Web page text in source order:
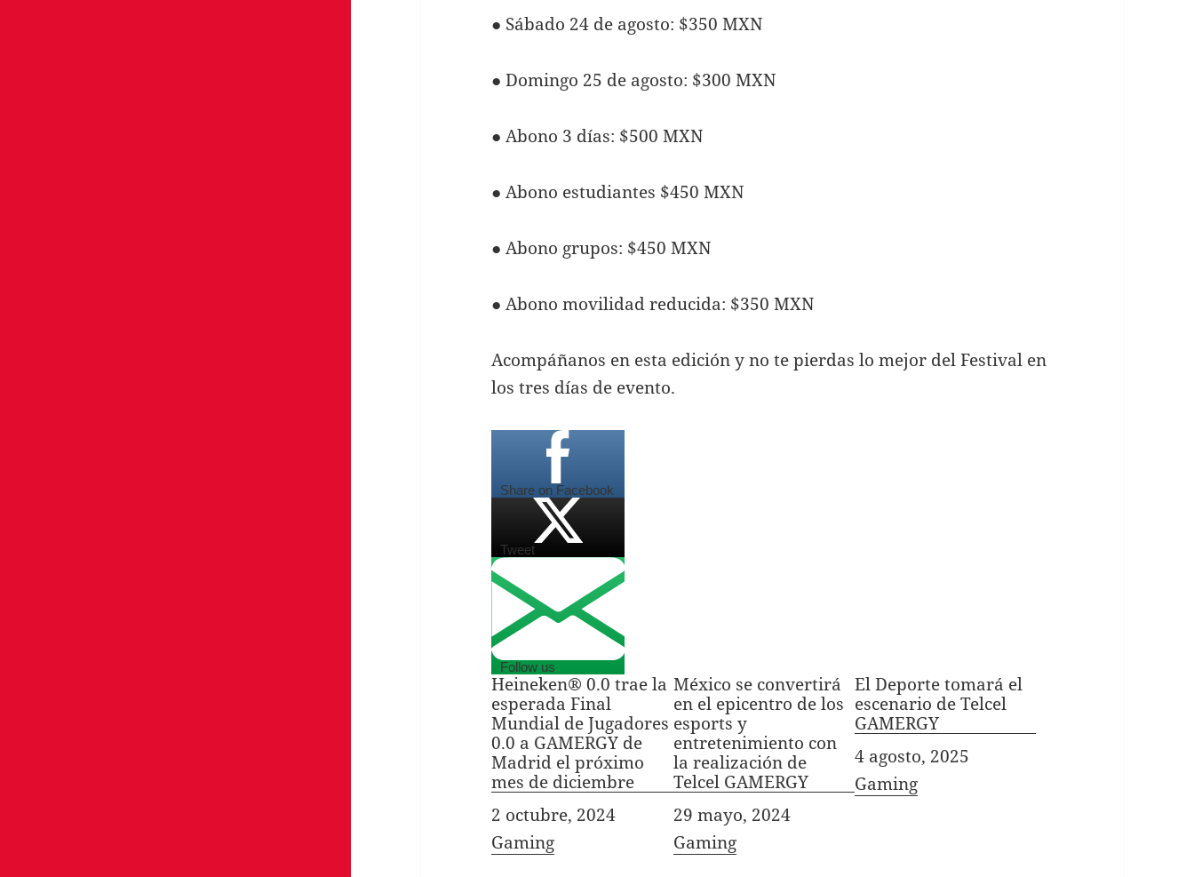
● Sábado 24 de agosto: $350 MXN
● Domingo 25 de agosto: $300 MXN
● Abono 3 días: $500 MXN
● Abono estudiantes $450 MXN
● Abono grupos: $450 MXN
● Abono movilidad reducida: $350 MXN
Acompáñanos en esta edición y no te pierdas lo mejor del Festival en
los tres días de evento.
Share on Facebook
Tweet
Follow us
Heineken® 0.0 trae la
esperada Final
Mundial de Jugadores
0.0 a GAMERGY de
Madrid el próximo
mes de diciembre
Fecha
2 octubre, 2024
In relation to
Gaming
México se convertirá
en el epicentro de los
esports y
entretenimiento con
la realización de
Telcel GAMERGY
Fecha
29 mayo, 2024
In relation to
Gaming
El Deporte tomará el
escenario de Telcel
GAMERGY
Fecha
4 agosto, 2025
In relation to
Gaming